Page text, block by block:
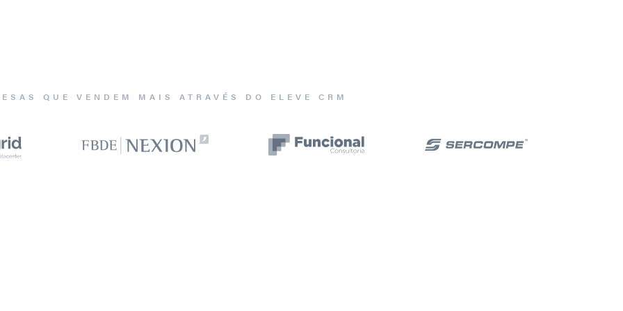
QUE VENDEM MAIS ATRAVÉS DO ELEVE CRM